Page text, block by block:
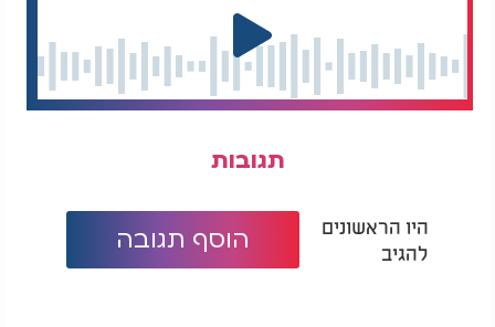
תגובות
היו הראשונים
להגיב
הוסף תגובה